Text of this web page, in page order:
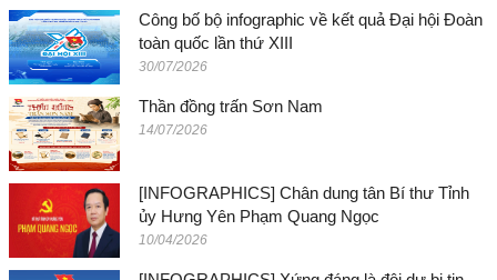
Công bố bộ infographic về kết quả Đại hội Đoàn
toàn quốc lần thứ XIII
30/07/2026
Thần đồng trấn Sơn Nam
14/07/2026
[INFOGRAPHICS] Chân dung tân Bí thư Tỉnh
ủy Hưng Yên Phạm Quang Ngọc
10/04/2026